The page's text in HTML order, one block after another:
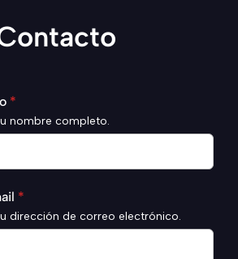
*
nombre completo.
*
dirección de correo electrónico.